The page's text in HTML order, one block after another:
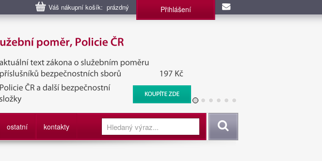
Váš nákupní košík: prázdný Přihlášení
sborů, Policie ČR, Vězeňská služba, BIS, Zpravodajské
služby
ostatní kontakty Vyhledat